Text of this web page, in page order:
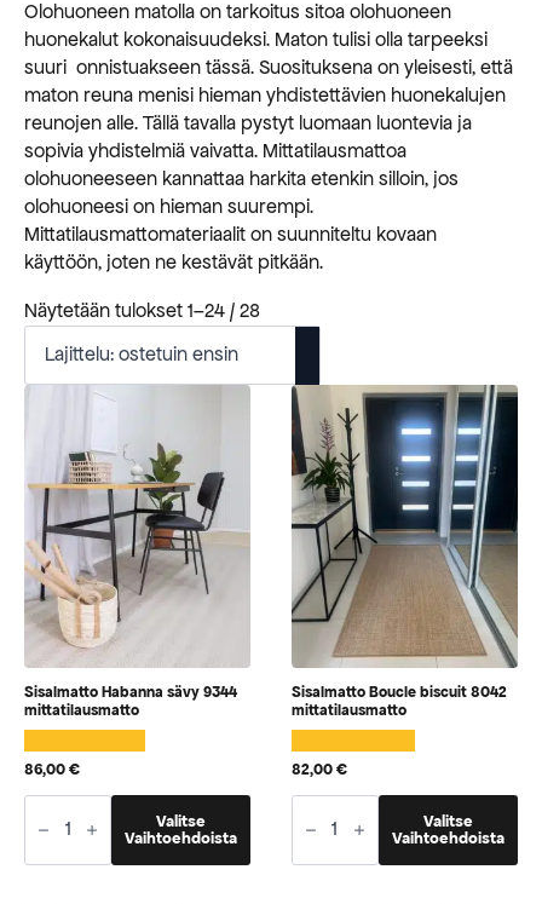
Olohuoneen matolla on tarkoitus sitoa olohuoneen
huonekalut kokonaisuudeksi. Maton tulisi olla tarpeeksi
suuri onnistuakseen tässä. Suosituksena on yleisesti, että
maton reuna menisi hieman yhdistettävien huonekalujen
reunojen alle. Tällä tavalla pystyt luomaan luontevia ja
sopivia yhdistelmiä vaivatta. Mittatilausmattoa
olohuoneeseen kannattaa harkita etenkin silloin, jos
olohuoneesi on hieman suurempi.
Mittatilausmattomateriaalit on suunniteltu kovaan
käyttöön, joten ne kestävät pitkään.
Näytetään tulokset 1–24 / 28Suosituimmat
Sisalmatto Habanna sävy 9344
mittatilausmatto
86,00€
Sisalmatto
Habanna
9344
Valitse
Vaihtoehdoista
tuotteella
on
Sisalmatto Boucle biscuit 8042
mittatilausmatto
82,00€
Sisalmatto
Boucle
biscuit
8042
Valitse
Vaihtoehdoista
tuotteella
on